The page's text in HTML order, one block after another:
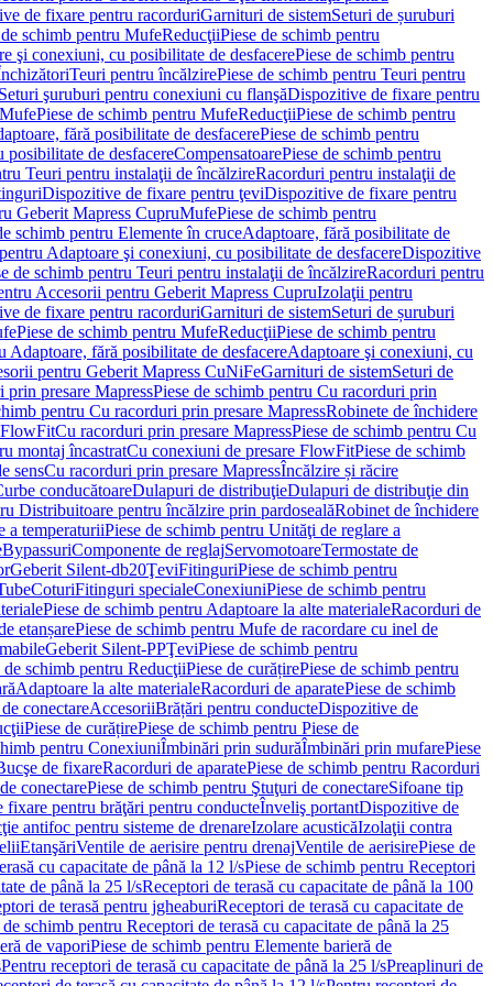
de fixare pentru racorduriGarnituri de sistemSeturi de șuruburi
schimb pentru MufeReducţiiPiese de schimb pentru
şi conexiuni, cu posibilitate de desfacerePiese de schimb pentru
Teuri pentru încălzirePiese de schimb pentru Teuri pentru
şuruburi pentru conexiuni cu flanşăDispozitive de fixare pentru
MufePiese de schimb pentru MufeReducţiiPiese de schimb pentru
fără posibilitate de desfacerePiese de schimb pentru
posibilitate de desfacereCompensatoarePiese de schimb pentru
Teuri pentru instalaţii de încălzireRacorduri pentru instalaţii de
Dispozitive de fixare pentru ţeviDispozitive de fixare pentru
Geberit Mapress CupruMufePiese de schimb pentru
schimb pentru Elemente în cruceAdaptoare, fără posibilitate de
Adaptoare şi conexiuni, cu posibilitate de desfacereDispozitive
de schimb pentru Teuri pentru instalaţii de încălzireRacorduri pentru
Accesorii pentru Geberit Mapress CupruIzolaţii pentru
de fixare pentru racorduriGarnituri de sistemSeturi de șuruburi
Piese de schimb pentru MufeReducţiiPiese de schimb pentru
Adaptoare, fără posibilitate de desfacereAdaptoare şi conexiuni, cu
pentru Geberit Mapress CuNiFeGarnituri de sistemSeturi de
prin presare MapressPiese de schimb pentru Cu racorduri prin
pentru Cu racorduri prin presare MapressRobinete de închidere
FlowFitCu racorduri prin presare MapressPiese de schimb pentru Cu
montaj încastratCu conexiuni de presare FlowFitPiese de schimb
sensCu racorduri prin presare MapressÎncălzire și răcire
conducătoareDulapuri de distribuţieDulapuri de distribuţie din
Distribuitoare pentru încălzire prin pardosealăRobinet de închidere
a temperaturiiPiese de schimb pentru Unităţi de reglare a
BypassuriComponente de reglajServomotoareTermostate de
Geberit Silent-db20ŢeviFitinguriPiese de schimb pentru
CoturiFitinguri specialeConexiuniPiese de schimb pentru
Piese de schimb pentru Adaptoare la alte materialeRacorduri de
etanșarePiese de schimb pentru Mufe de racordare cu inel de
Geberit Silent-PPŢeviPiese de schimb pentru
de schimb pentru ReducţiiPiese de curățirePiese de schimb pentru
Adaptoare la alte materialeRacorduri de aparatePiese de schimb
conectareAccesoriiBrățări pentru conducteDispozitive de
Piese de curățirePiese de schimb pentru Piese de
pentru ConexiuniÎmbinări prin sudurăÎmbinări prin mufarePiese
de fixareRacorduri de aparatePiese de schimb pentru Racorduri
conectarePiese de schimb pentru Ştuţuri de conectareSifoane tip
fixare pentru brăţări pentru conducteÎnveliş portantDispozitive de
antifoc pentru sisteme de drenareIzolare acusticăIzolaţii contra
EtanşăriVentile de aerisire pentru drenajVentile de aerisirePiese de
cu capacitate de până la 12 l/sPiese de schimb pentru Receptori
de până la 25 l/sReceptori de terasă cu capacitate de până la 100
de terasă pentru jgheaburiReceptori de terasă cu capacitate de
de schimb pentru Receptori de terasă cu capacitate de până la 25
de vaporiPiese de schimb pentru Elemente barieră de
Pentru receptori de terasă cu capacitate de până la 25 l/sPreaplinuri de